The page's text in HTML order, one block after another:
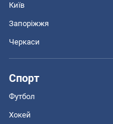
Київ
Запоріжжя
Черкаси
Спорт
Футбол
Хокей